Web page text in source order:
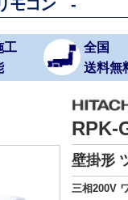
モコン -
工
全国
送料無
RPK-
壁掛形
三相200V